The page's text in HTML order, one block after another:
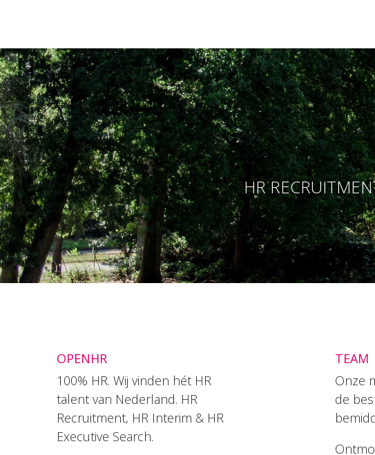
HR
OPENHR
100% HR. Wij vinden hét HR
talent van Nederland. HR
Recruitment, HR Interim & HR
Executive Search.
TEAM
Onze
de